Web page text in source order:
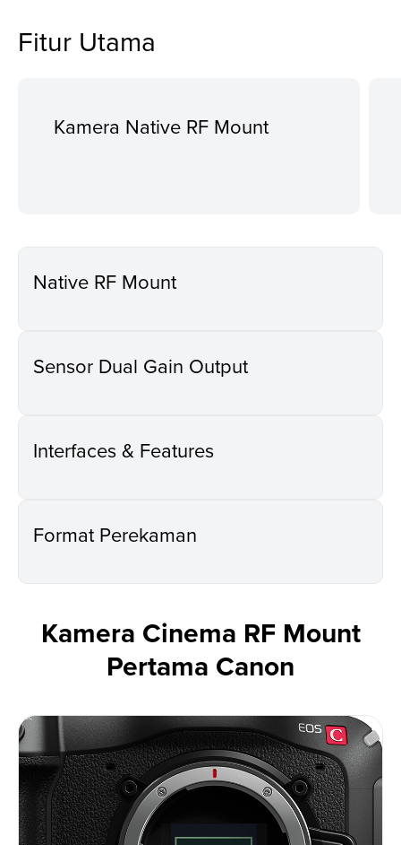
Fitur Utama
Kamera Native RF Mount
Native RF Mount
Sensor Dual Gain Output
Interfaces & Features
Format Perekaman
Kamera Cinema RF Mount
Pertama Canon